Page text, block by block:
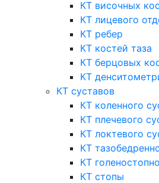
КТ височных
КТ лицевого
КТ ребер
КТ костей таза
КТ берцовых
КТ
КТ суставов
КТ коленного
КТ плечевого
КТ локтевого
КТ
КТ
КТ стопы